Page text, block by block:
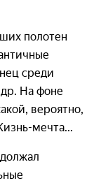
полотен
среди
На фоне
вероятно,
мечта...